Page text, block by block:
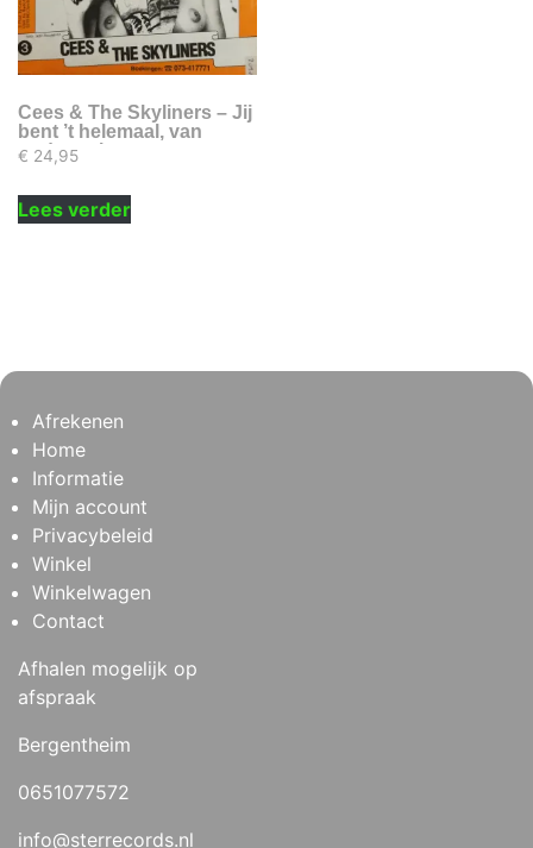
Cees & The Skyliners – Jij
bent ’t helemaal, van
onder to boven
€ 24,95
Lees verder
Afrekenen
Home
Informatie
Mijn account
Privacybeleid
Winkel
Winkelwagen
Contact
Afhalen mogelijk op
afspraak
Bergentheim
0651077572
info@sterrecords.nl